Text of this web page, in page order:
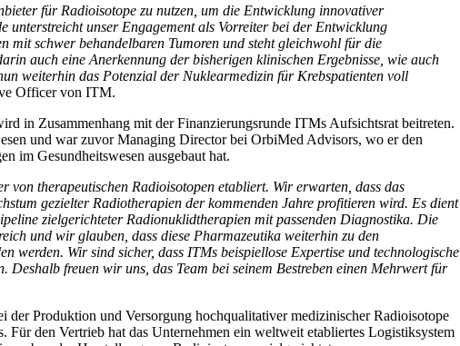
für Radioisotope zu nutzen, um die Entwicklung innovativer
unser Engagement als Vorreiter bei der Entwicklung
mit schwer behandelbaren Tumoren und steht gleichwohl für die
auch eine Anerkennung der bisherigen klinischen Ergebnisse, wie auch
weiterhin das Potenzial der Nuklearmedizin für Krebspatienten voll
Officer von ITM.
in Zusammenhang mit der Finanzierungsrunde ITMs Aufsichtsrat beitreten.
und war zuvor Managing Director bei OrbiMed Advisors, wo er den
im Gesundheitswesen ausgebaut hat.
von therapeutischen Radioisotopen etabliert. Wir erwarten, dass das
gezielter Radiotherapien der kommenden Jahre profitieren wird. Es dient
zielgerichteter Radionuklidtherapien mit passenden Diagnostika. Die
und wir glauben, dass diese Pharmazeutika weiterhin zu den
werden. Wir sind sicher, dass ITMs beispiellose Expertise und technologische
freuen wir uns, das Team bei seinem Bestreben einen Mehrwert für
Produktion und Versorgung hochqualitativer medizinischer Radioisotope
den Vertrieb hat das Unternehmen ein weltweit etabliertes Logistiksystem